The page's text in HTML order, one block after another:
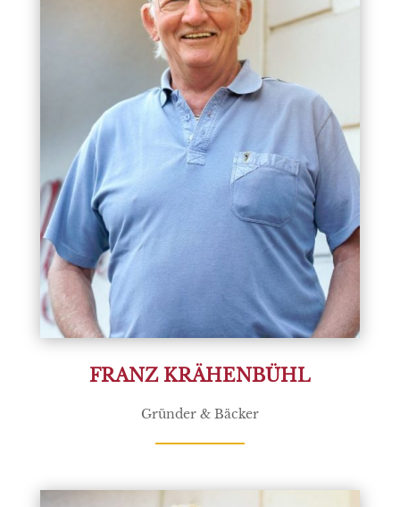
FRANZ KRÄHENBÜHL
Gründer & Bäcker